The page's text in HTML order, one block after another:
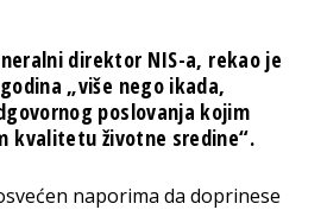
direktor NIS-a, rekao je
„više nego ikada,
poslovanja kojim
kvalitetu životne sredine“.
naporima da doprinese